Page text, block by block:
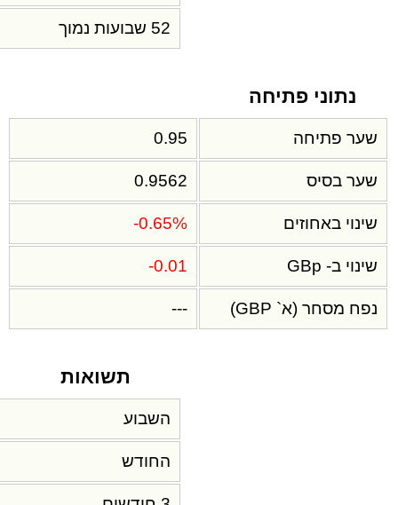
52 שבועות נמוך
נתוני פתיחה
שער פתיחה 0.95
שער בסיס 0.9562
שינוי באחוזים -0.65%
שינוי ב- GBp -0.01
נפח מסחר (א` GBP) ---
תשואות
השבוע
החודש